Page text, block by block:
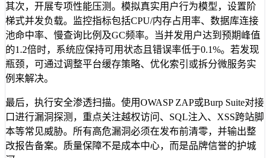
其次，开展专项性能压测。模拟真实用户行为模型，设置阶
梯式并发负载。监控指标包括CPU/内存占用率、数据库连接
池命中率、慢查询比例及GC频率。当并发用户达到预期峰值
的1.2倍时，系统应保持可用状态且错误率低于0.1%。若发现
瓶颈，可通过调整平台缓存策略、优化索引或拆分微服务实
例来解决。
最后，执行安全渗透扫描。使用OWASP ZAP或Burp Suite对接
口进行漏洞探测，重点关注越权访问、SQL注入、XSS跨站脚
本等常见威胁。所有高危漏洞必须在发布前清零，并输出整
改报告备案。质量保障不是成本中心，而是品牌信誉的护城